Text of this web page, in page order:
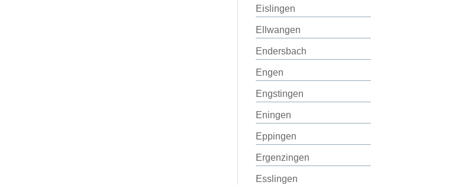
Eislingen
Ellwangen
Endersbach
Engen
Engstingen
Eningen
Eppingen
Ergenzingen
Esslingen